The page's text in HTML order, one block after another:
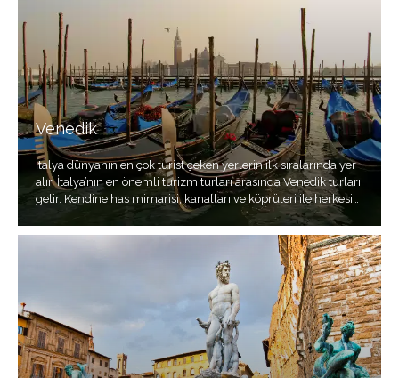
Venedik
İtalya dünyanın en çok turist çeken yerlerin ilk sıralarında yer
alır. İtalya’nın en önemli turizm turları arasında Venedik turları
gelir. Kendine has mimarisi, kanalları ve köprüleri ile herkesin
tatil planlarında yer alan bir şehirdir